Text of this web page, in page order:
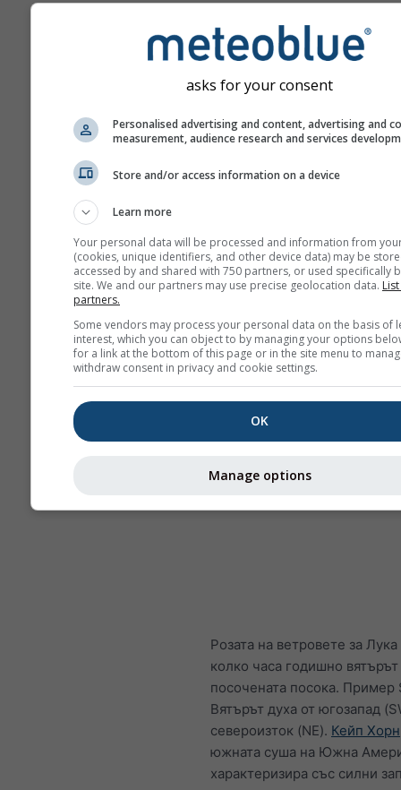
Розата на ветровете за Лука
колко часа годишно вятърът
посочената посока. Пример
Вятърът духа от югозапад
североизток (NE). Кейп Хорн
южната суша на Южна
характеризира със силни
asks for your consent
Personalised advertising and content, advertising and
measurement, audience research and services
Store and/or access information on a device
Learn more
Your personal data will be processed and information from
(cookies, unique identifiers, and other device data) may be
accessed by and shared with 750 partners, or used specifically
site. We and our partners may use precise geolocation data.
partners.
Some vendors may process your personal data on the basis of
interest, which you can object to by managing your options
for a link at the bottom of this page or in the site menu to
withdraw consent in privacy and cookie settings.
OK
Manage options